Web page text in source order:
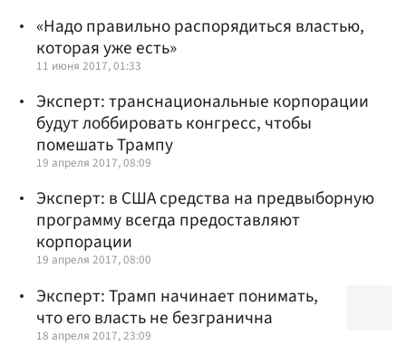
«Надо правильно распорядиться властью,
которая уже есть»
11 июня 2017, 01:33
Эксперт: транснациональные корпорации
будут лоббировать конгресс, чтобы
помешать Трампу
19 апреля 2017, 08:09
Эксперт: в США средства на предвыборную
программу всегда предоставляют
корпорации
19 апреля 2017, 08:00
Эксперт: Трамп начинает понимать,
что его власть не безгранична
18 апреля 2017, 23:09